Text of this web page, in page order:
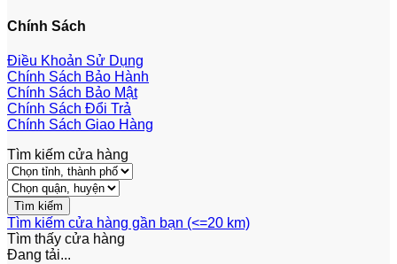
Chính Sách
Điều Khoản Sử Dụng
Chính Sách Bảo Hành
Chính Sách Bảo Mật
Chính Sách Đổi Trả
Chính Sách Giao Hàng
Tìm kiếm cửa hàng
Tìm kiếm cửa hàng gần bạn (<=20 km)
Tìm thấy cửa hàng
Đang tải...